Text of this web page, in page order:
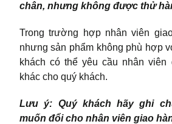
chân, nhưng không được thử
Trong trường hợp nhân viên
nhưng sản phẩm không phù hợp
khách có thể yêu cầu nhân viên
khác cho quý khách.
Lưu ý: Quý khách hãy ghi
muốn đổi cho nhân viên giao